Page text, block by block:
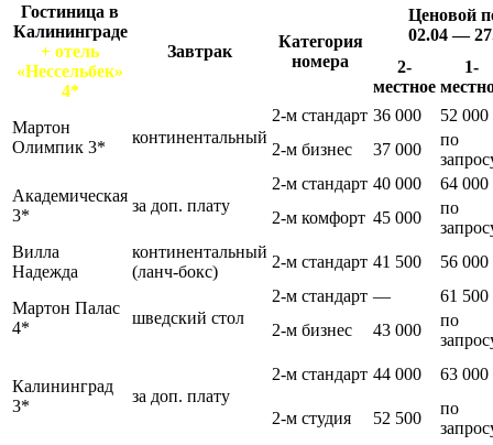
Гостиница в
Калининграде
+ отель
«Нессельбек»
4*
Завтрак
Категория
номера
Ценовой
02.04 —
2-
местное
1-
Мартон
Олимпик 3*
континентальный
2-м стандарт 36 000
52 000
2-м бизнес
37 000
по
Академическая
3*
за доп. плату
2-м стандарт 40 000
64 000
2-м комфорт 45 000
по
Вилла
Надежда
континентальный
(ланч-бокс)
2-м стандарт 41 500 56 000
Мартон Палас
4*
шведский стол
2-м стандарт —
61 500
2-м бизнес
43 000
по
Калининград
3*
за доп. плату
2-м стандарт 44 000 63 000
2-м студия 52 500
по